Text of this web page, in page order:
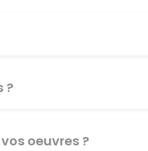
?
oeuvres ?